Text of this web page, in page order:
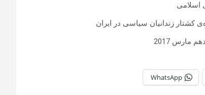
اسلامی
کشتار زندانیان سیاسی در ایران
WhatsApp